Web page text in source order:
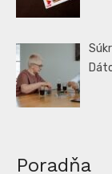
Poradňa